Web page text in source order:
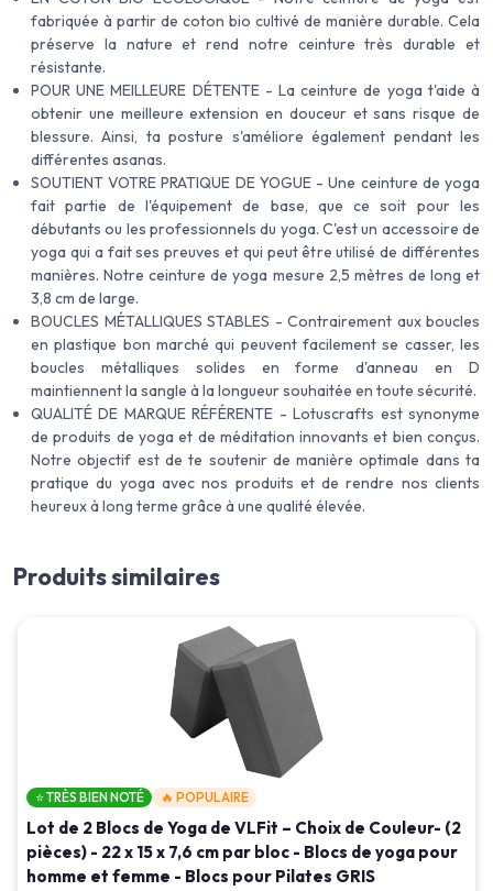
fabriquée à partir de coton bio cultivé de manière durable. Cela
préserve la nature et rend notre ceinture très durable et
résistante.
POUR UNE MEILLEURE DÉTENTE - La ceinture de yoga t'aide à
obtenir une meilleure extension en douceur et sans risque de
blessure. Ainsi, ta posture s'améliore également pendant les
différentes asanas.
SOUTIENT VOTRE PRATIQUE DE YOGUE - Une ceinture de yoga
fait partie de l'équipement de base, que ce soit pour les
débutants ou les professionnels du yoga. C'est un accessoire de
yoga qui a fait ses preuves et qui peut être utilisé de différentes
manières. Notre ceinture de yoga mesure 2,5 mètres de long et
3,8 cm de large.
BOUCLES MÉTALLIQUES STABLES - Contrairement aux boucles
en plastique bon marché qui peuvent facilement se casser, les
boucles métalliques solides en forme d'anneau en D
maintiennent la sangle à la longueur souhaitée en toute sécurité.
QUALITÉ DE MARQUE RÉFÉRENTE - Lotuscrafts est synonyme
de produits de yoga et de méditation innovants et bien conçus.
Notre objectif est de te soutenir de manière optimale dans ta
pratique du yoga avec nos produits et de rendre nos clients
heureux à long terme grâce à une qualité élevée.
Produits similaires
⭐ TRÈS BIEN NOTÉ 🔥 POPULAIRE
Lot de 2 Blocs de Yoga de VLFit – Choix de Couleur- (2
pièces) - 22 x 15 x 7,6 cm par bloc - Blocs de yoga pour
homme et femme - Blocs pour Pilates GRIS